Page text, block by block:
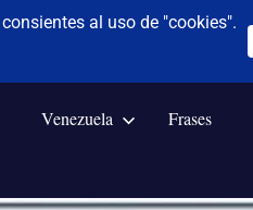
Venezuela Frases